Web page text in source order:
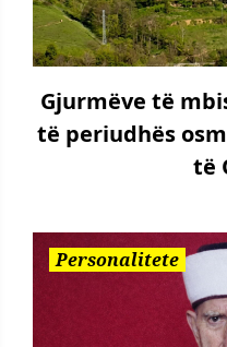
Gjurmëve të
të periudhës
të
Personalitete